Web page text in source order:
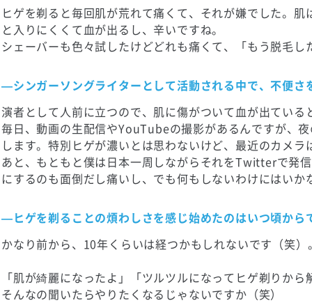
ヒゲを剃ると毎回肌が荒れて痛くて、それが嫌でした。
と入りにくくて血が出るし、辛いですね。
シェーバーも色々試したけどどれも痛くて、「もう脱毛し
—シンガーソングライターとして活動される中で、不便さ
演者として人前に立つので、肌に傷がついて血が出てい
毎日、動画の生配信やYouTubeの撮影があるんですが、
します。特別ヒゲが濃いとは思わないけど、最近のカメ
あと、もともと僕は日本一周しながらそれをTwitterで発
にするのも面倒だし痛いし、でも何もしないわけにはい
—ヒゲを剃ることの煩わしさを感じ始めたのはいつ頃から
かなり前から、10年くらいは経つかもしれないです（笑）
「肌が綺麗になったよ」「ツルツルになってヒゲ剃りか
そんなの聞いたらやりたくなるじゃないですか（笑）